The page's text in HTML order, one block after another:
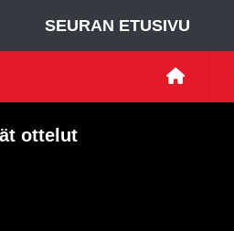
SEURAN ETUSIVU
ottelut